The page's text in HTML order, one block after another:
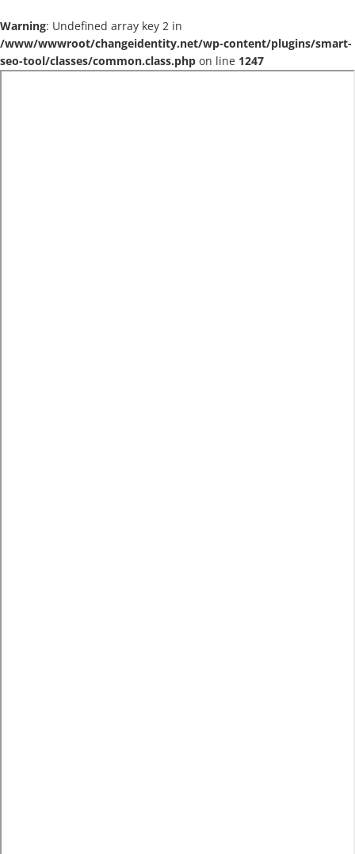
Warning: Undefined array key 2 in
/www/wwwroot/changeidentity.net/wp-content/plugins/smart-
seo-tool/classes/common.class.php on line 1247